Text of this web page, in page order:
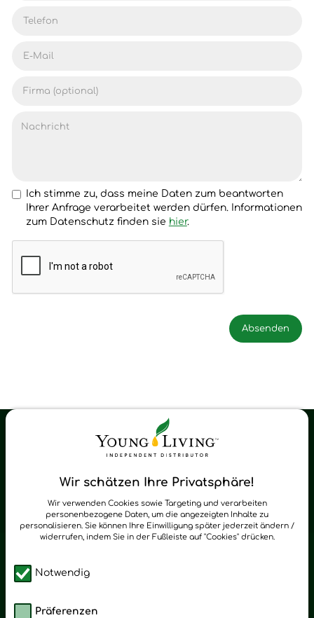
Ich stimme zu, dass meine Daten zum beantworten
Ihrer Anfrage verarbeitet werden dürfen. Informationen
zum Datenschutz finden sie hier.
Wir schätzen Ihre Privatsphäre!
Wir verwenden Cookies sowie Targeting und verarbeiten
personenbezogene Daten, um die angezeigten Inhalte zu
personalisieren. Sie können Ihre Einwilligung später jederzeit ändern /
widerrufen, indem Sie in der Fußleiste auf "Cookies" drücken.
Notwendig
Präferenzen
Young Living Shop-Oil Newsletter
zum Newsletter anmelden